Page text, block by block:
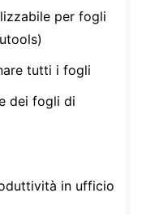
per fogli
tutti i fogli
dei fogli di
in ufficio